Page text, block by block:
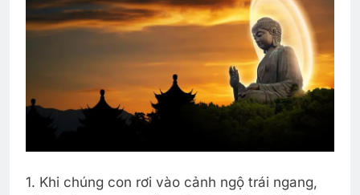
1. Khi chúng con rơi vào cảnh ngộ trái ngang,